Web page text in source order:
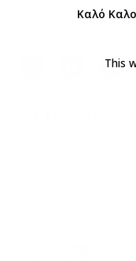
βάπτιση ,
Καλό
This